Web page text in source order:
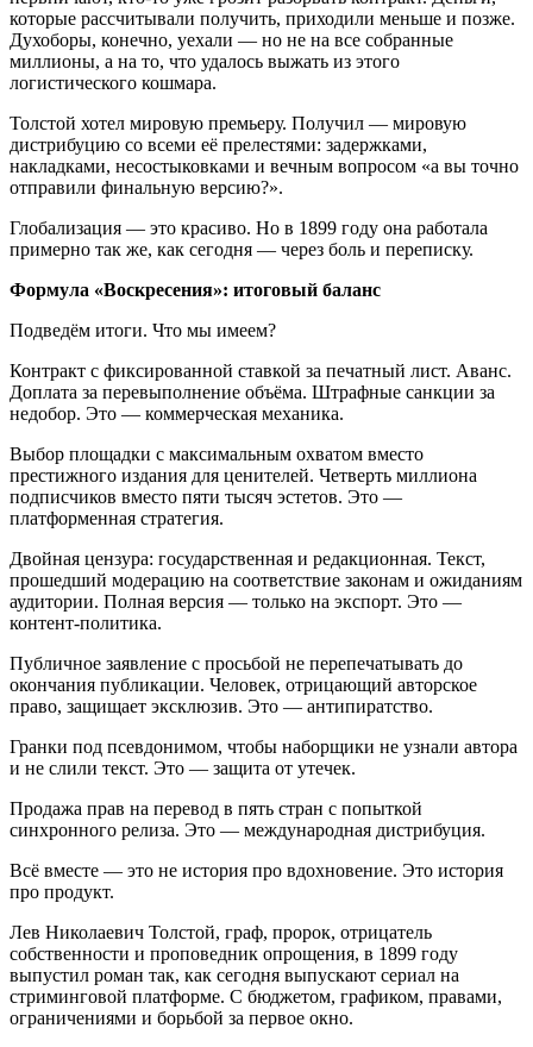
которые рассчитывали получить, приходили меньше и позже.
Духоборы, конечно, уехали — но не на все собранные
миллионы, а на то, что удалось выжать из этого
логистического кошмара.
Толстой хотел мировую премьеру. Получил — мировую
дистрибуцию со всеми её прелестями: задержками,
накладками, несостыковками и вечным вопросом «а вы точно
отправили финальную версию?».
Глобализация — это красиво. Но в 1899 году она работала
примерно так же, как сегодня — через боль и переписку.
Формула «Воскресения»: итоговый баланс
Подведём итоги. Что мы имеем?
Контракт с фиксированной ставкой за печатный лист. Аванс.
Доплата за перевыполнение объёма. Штрафные санкции за
недобор. Это — коммерческая механика.
Выбор площадки с максимальным охватом вместо
престижного издания для ценителей. Четверть миллиона
подписчиков вместо пяти тысяч эстетов. Это —
платформенная стратегия.
Двойная цензура: государственная и редакционная. Текст,
прошедший модерацию на соответствие законам и ожиданиям
аудитории. Полная версия — только на экспорт. Это —
контент-политика.
Публичное заявление с просьбой не перепечатывать до
окончания публикации. Человек, отрицающий авторское
право, защищает эксклюзив. Это — антипиратство.
Гранки под псевдонимом, чтобы наборщики не узнали автора
и не слили текст. Это — защита от утечек.
Продажа прав на перевод в пять стран с попыткой
синхронного релиза. Это — международная дистрибуция.
Всё вместе — это не история про вдохновение. Это история
про продукт.
Лев Николаевич Толстой, граф, пророк, отрицатель
собственности и проповедник опрощения, в 1899 году
выпустил роман так, как сегодня выпускают сериал на
стриминговой платформе. С бюджетом, графиком, правами,
ограничениями и борьбой за первое окно.